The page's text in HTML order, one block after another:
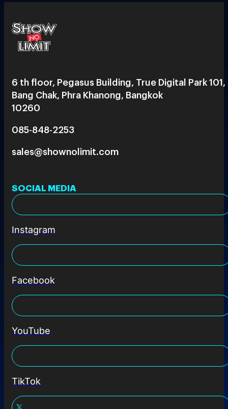
6 th floor, Pegasus Building, True Digital Park 101,
Bang Chak, Phra Khanong, Bangkok
10260
085-848-2253
sales@shownolimit.com
SOCIAL MEDIA
Instagram
Facebook
YouTube
TikTok